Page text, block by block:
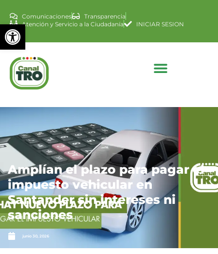
Abrir barra de
Comunicaciones
Transparencia
Atención y Servicio a la Ciudadanía
INICIAR SESION
Amplían el plazo para pagar el
impuesto vehicular en
Santander sin intereses ni
sanciones
junio 30, 2026